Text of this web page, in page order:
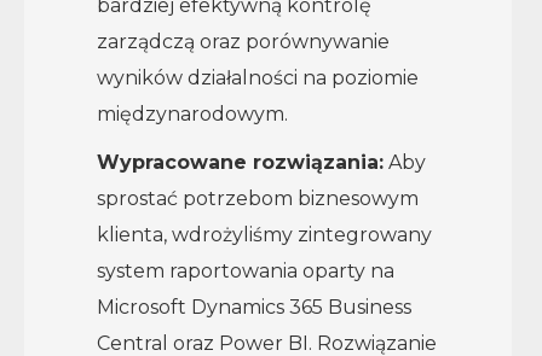
bardziej efektywną kontrolę
zarządczą oraz porównywanie
wyników działalności na poziomie
międzynarodowym.
Wypracowane rozwiązania: Aby
sprostać potrzebom biznesowym
klienta, wdrożyliśmy zintegrowany
system raportowania oparty na
Microsoft Dynamics 365 Business
Central oraz Power BI. Rozwiązanie